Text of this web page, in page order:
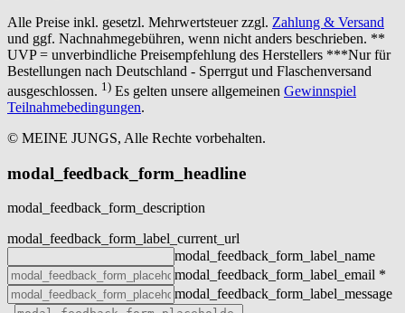
Alle Preise inkl. gesetzl. Mehrwertsteuer zzgl. Zahlung & Versand
und ggf. Nachnahmegebühren, wenn nicht anders beschrieben. **
UVP = unverbindliche Preisempfehlung des Herstellers ***Nur für
Bestellungen nach Deutschland - Sperrgut und Flaschenversand
ausgeschlossen. 1) Es gelten unsere allgemeinen Gewinnspiel
Teilnahmebedingungen.
© MEINE JUNGS, Alle Rechte vorbehalten.
modal_feedback_form_headline
modal_feedback_form_description
modal_feedback_form_label_current_url
modal_feedback_form_label_name
modal_feedback_form_label_email *
modal_feedback_form_label_message